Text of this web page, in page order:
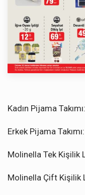
Kadın Pijama
Erkek Pijama
Molinella Tek Kişilik
Molinella Çift Kişilik